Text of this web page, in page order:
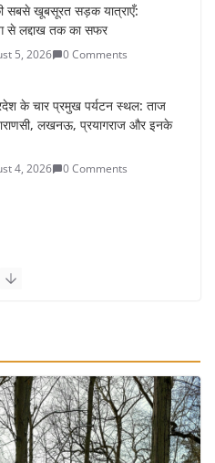
सबसे खूबसूरत सड़क यात्राएँ:
से लद्दाख तक का सफर
5, 2026 0 Comments
के चार प्रमुख पर्यटन स्थल: ताज
लखनऊ, प्रयागराज और इनके
4, 2026 0 Comments
3, 2026
लिए 7 बेहतरीन ठंडी जगहें – भीड़ से